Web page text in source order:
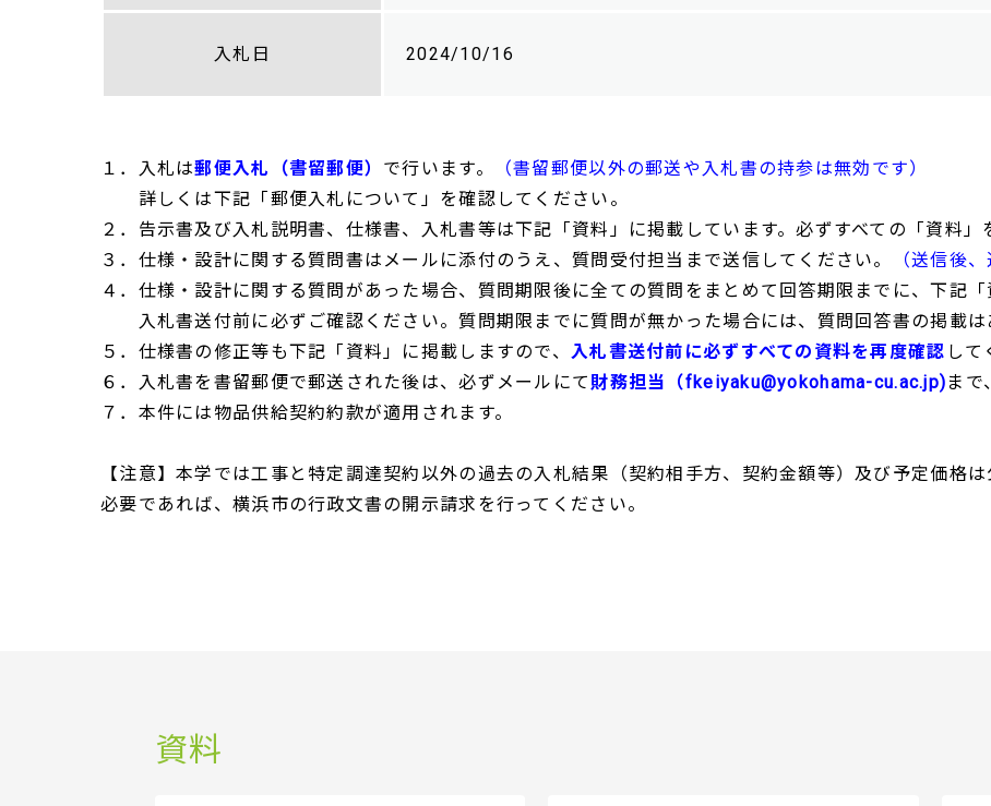
入札日 2024/10/16
１．入札は郵便入札（書留郵便） で行います。
（書留郵便以外の郵送や入札書の持参は無効です）
詳しくは下記「郵便入札について」を確認してください。
２．告示書及び入札説明書、仕様書、入札書等は下記「資料」に掲載しています。必ずすべての「資料」
３．仕様・設計に関する質問書はメールに添付のうえ、質問受付担当まで送信してください。
（送信後
４．仕様・設計に関する質問があった場合、質問期限後に全ての質問をまとめて回答期限までに、下記「
入札書送付前に必ずご確認ください。質問期限までに質問が無かった場合には、質問回答書の掲載は
５．仕様書の修正等も下記「資料」に掲載しますので、 入札書送付前に必ずすべての資料を再度確認 して
６．入札書を書留郵便で郵送された後は、必ずメールにて 財務担当（fkeiyaku@yokohama-cu.ac.jp) まで
７．本件には物品供給契約約款が適用されます。
【注意】本学では工事と特定調達契約以外の過去の入札結果（契約相手方、契約金額等）及び予定価格は
必要であれば、横浜市の行政文書の開示請求を行ってください。
資料